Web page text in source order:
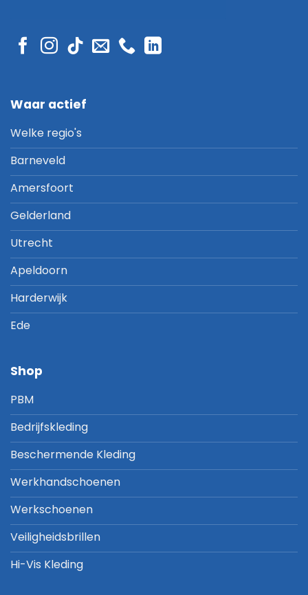
Waar actief
Welke regio's
Barneveld
Amersfoort
Gelderland
Utrecht
Apeldoorn
Harderwijk
Ede
Shop
PBM
Bedrijfskleding
Beschermende Kleding
Werkhandschoenen
Werkschoenen
Veiligheidsbrillen
Hi-Vis Kleding